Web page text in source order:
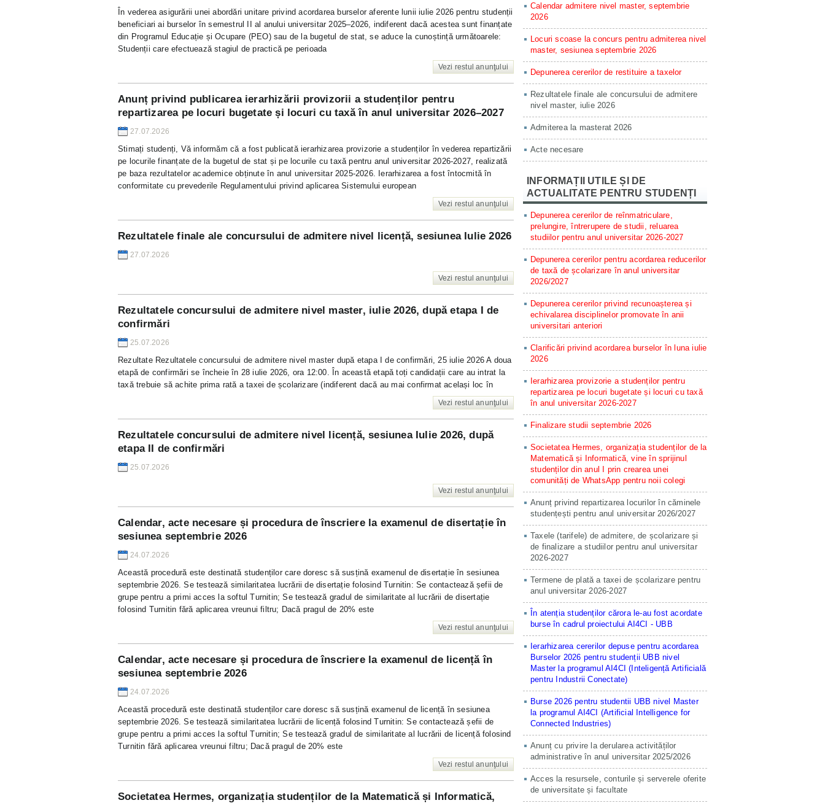
În vederea asigurării unei abordări unitare privind acordarea burselor aferente lunii iulie 2026 pentru studenții
beneficiari ai burselor în semestrul II al anului universitar 2025–2026, indiferent dacă acestea sunt finanțate
din Programul Educație și Ocupare (PEO) sau de la bugetul de stat, se aduce la cunoștință următoarele:
Studenții care efectuează stagiul de practică pe perioada
Vezi restul anunţului
Anunț privind publicarea ierarhizării provizorii a studenților pentru
repartizarea pe locuri bugetate și locuri cu taxă în anul universitar 2026–2027
27.07.2026
Stimați studenți, Vă informăm că a fost publicată ierarhizarea provizorie a studenților în vederea repartizării
pe locurile finanțate de la bugetul de stat și pe locurile cu taxă pentru anul universitar 2026-2027, realizată
pe baza rezultatelor academice obținute în anul universitar 2025-2026. Ierarhizarea a fost întocmită în
conformitate cu prevederile Regulamentului privind aplicarea Sistemului european
Vezi restul anunţului
Rezultatele finale ale concursului de admitere nivel licență, sesiunea Iulie 2026
27.07.2026
Vezi restul anunţului
Rezultatele concursului de admitere nivel master, iulie 2026, după etapa I de
confirmări
25.07.2026
Rezultate Rezultatele concursului de admitere nivel master după etapa I de confirmări, 25 iulie 2026 A doua
etapă de confirmări se încheie în 28 iulie 2026, ora 12:00. În această etapă toți candidații care au intrat la
taxă trebuie să achite prima rată a taxei de școlarizare (indiferent dacă au mai confirmat același loc în
Vezi restul anunţului
Rezultatele concursului de admitere nivel licență, sesiunea Iulie 2026, după
etapa II de confirmări
25.07.2026
Vezi restul anunţului
Calendar, acte necesare și procedura de înscriere la examenul de disertație în
sesiunea septembrie 2026
24.07.2026
Această procedură este destinată studenților care doresc să susțină examenul de disertație în sesiunea
septembrie 2026. Se testează similaritatea lucrării de disertație folosind Turnitin: Se contactează șefii de
grupe pentru a primi acces la softul Turnitin; Se testează gradul de similaritate al lucrării de disertație
folosind Turnitin fără aplicarea vreunui filtru; Dacă pragul de 20% este
Vezi restul anunţului
Calendar, acte necesare și procedura de înscriere la examenul de licență în
sesiunea septembrie 2026
24.07.2026
Această procedură este destinată studenților care doresc să susțină examenul de licență în sesiunea
septembrie 2026. Se testează similaritatea lucrării de licență folosind Turnitin: Se contactează șefii de
grupe pentru a primi acces la softul Turnitin; Se testează gradul de similaritate al lucrării de licență folosind
Turnitin fără aplicarea vreunui filtru; Dacă pragul de 20% este
Vezi restul anunţului
Societatea Hermes, organizația studenților de la Matematică și Informatică,
Calendar admitere nivel master, septembrie
2026
Locuri scoase la concurs pentru admiterea nivel
master, sesiunea septembrie 2026
Depunerea cererilor de restituire a taxelor
Rezultatele finale ale concursului de admitere
nivel master, iulie 2026
Admiterea la masterat 2026
Acte necesare
INFORMAȚII UTILE ȘI DE
ACTUALITATE PENTRU STUDENȚI
Depunerea cererilor de reînmatriculare,
prelungire, întrerupere de studii, reluarea
studiilor pentru anul universitar 2026-2027
Depunerea cererilor pentru acordarea reducerilor
de taxă de școlarizare în anul universitar
2026/2027
Depunerea cererilor privind recunoașterea și
echivalarea disciplinelor promovate în anii
universitari anteriori
Clarificări privind acordarea burselor în luna iulie
2026
Ierarhizarea provizorie a studenților pentru
repartizarea pe locuri bugetate și locuri cu taxă
în anul universitar 2026-2027
Finalizare studii septembrie 2026
Societatea Hermes, organizația studenților de la
Matematică și Informatică, vine în sprijinul
studenților din anul I prin crearea unei
comunități de WhatsApp pentru noii colegi
Anunț privind repartizarea locurilor în căminele
studențești pentru anul universitar 2026/2027
Taxele (tarifele) de admitere, de școlarizare și
de finalizare a studiilor pentru anul universitar
2026-2027
Termene de plată a taxei de școlarizare pentru
anul universitar 2026-2027
În atenția studenților cărora le-au fost acordate
burse în cadrul proiectului AI4CI - UBB
Ierarhizarea cererilor depuse pentru acordarea
Burselor 2026 pentru studenții UBB nivel
Master la programul AI4CI (Inteligență Artificială
pentru Industrii Conectate)
Burse 2026 pentru studentii UBB nivel Master
la programul AI4CI (Artificial Intelligence for
Connected Industries)
Anunț cu privire la derularea activităților
administrative în anul universitar 2025/2026
Acces la resursele, conturile și serverele oferite
de universitate și facultate